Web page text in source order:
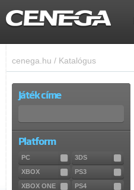
cenega.hu / Katalógus
Játék címe
Platform
PC
3DS
XBOX
PS3
XBOX ONE
PS4